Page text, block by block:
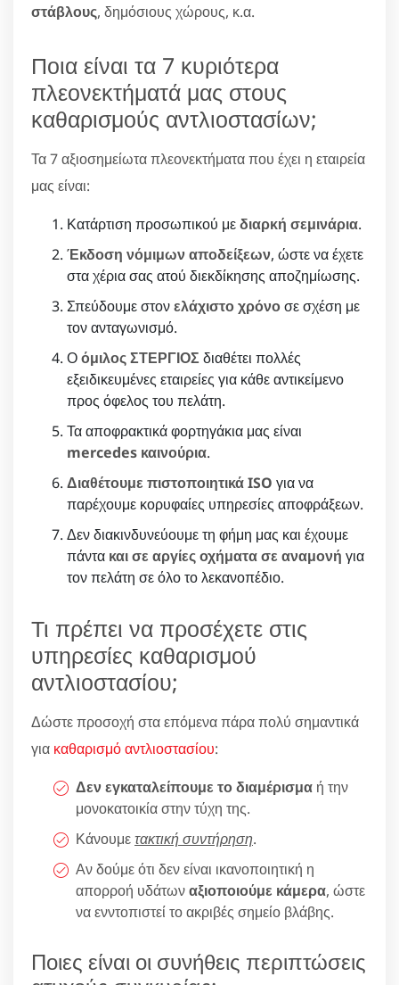
στάβλους, δημόσιους χώρους, κ.α.
Ποια είναι τα 7 κυριότερα
πλεονεκτήματά μας στους
καθαρισμούς αντλιοστασίων;
Τα 7 αξιοσημείωτα πλεονεκτήματα που έχει η εταιρεία
μας είναι:
Κατάρτιση προσωπικού μεδιαρκή σεμινάρια.
Έκδοση νόμιμων αποδείξεων, ώστε να έχετε
στα χέρια σας ατού διεκδίκησης αποζημίωσης.
Σπεύδουμε στονελάχιστο χρόνοσε σχέση με
τον ανταγωνισμό.
Οόμιλος ΣΤΕΡΓΙΟΣ διαθέτει πολλές
εξειδικευμένες εταιρείες για κάθε αντικείμενο
προς όφελος του πελάτη.
Τα αποφρακτικά φορτηγάκια μας είναι
mercedes καινούρια.
Διαθέτουμε πιστοποιητικά ISO για να
παρέχουμε κορυφαίες υπηρεσίες αποφράξεων.
Δεν διακινδυνεύουμε τη φήμη μας και έχουμε
πάντα και σε αργίες οχήματα σε αναμονή για
τον πελάτη σε όλο το λεκανοπέδιο.
Τι πρέπει να προσέχετε στις
υπηρεσίες καθαρισμού
αντλιοστασίου;
Δώστε προσοχή στα επόμενα πάρα πολύ σημαντικά
για καθαρισμό αντλιοστασίου:
Δεν εγκαταλείπουμε το διαμέρισμα ή την
μονοκατοικία στην τύχη της.
Κάνουμετακτική συντήρηση.
Αν δούμε ότι δεν είναι ικανοποιητική η
απορροή υδάτωναξιοποιούμε κάμερα, ώστε
να ενντοπιστεί το ακριβές σημείο βλάβης.
Ποιες είναι οι συνήθεις περιπτώσεις